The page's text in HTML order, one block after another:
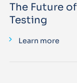
The Future
Testing
Learn more